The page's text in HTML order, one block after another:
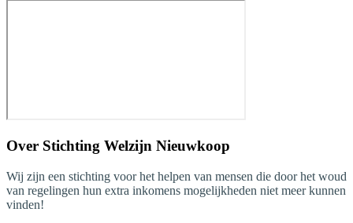
Over Stichting Welzijn Nieuwkoop
Wij zijn een stichting voor het helpen van mensen die door het woud
van regelingen hun extra inkomens mogelijkheden niet meer kunnen
vinden!